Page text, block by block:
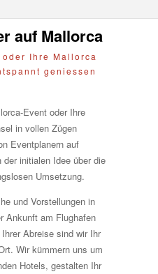
auf Mallorca
Ihre Mallorca
geniessen
Event oder Ihre
in vollen Zügen
Eventplanern auf
initialen Idee über die
Umsetzung.
und Vorstellungen in
Ankunft am Flughafen
Abreise sind wir Ihr
Wir kümmern uns um
Hotels, gestalten Ihr